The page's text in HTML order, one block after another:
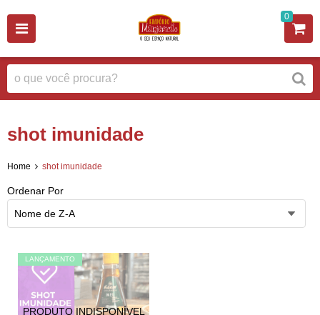
0
shot imunidade
Home shot imunidade
Ordenar Por
Nome de Z-A
LANÇAMENTO